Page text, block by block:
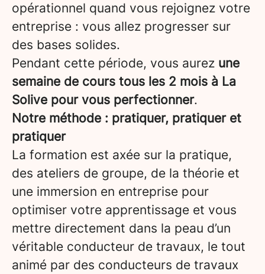
opérationnel quand vous rejoignez votre
entreprise : vous allez progresser sur
des bases solides.
Pendant cette période, vous aurez une
semaine de cours tous les 2 mois à La
Solive pour vous perfectionner.
Notre méthode : pratiquer, pratiquer et
pratiquer
La formation est axée sur la pratique,
des ateliers de groupe, de la théorie et
une immersion en entreprise pour
optimiser votre apprentissage et vous
mettre directement dans la peau d’un
véritable conducteur de travaux, le tout
animé par des conducteurs de travaux